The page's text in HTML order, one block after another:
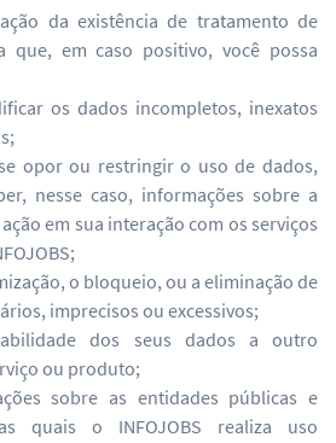
da existência de tratamento de
que, em caso positivo, você possa
os dados incompletos, inexatos
opor ou restringir o uso de dados,
nesse caso, informações sobre a
em sua interação com os serviços
o bloqueio, ou a eliminação de
imprecisos ou excessivos;
dos seus dados a outro
ou produto;
sobre as entidades públicas e
quais o INFOJOBS realiza uso